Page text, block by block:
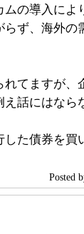
ムの導入によ
らず、海外の
れてますが
え話にはなら
た債券を買
Posted